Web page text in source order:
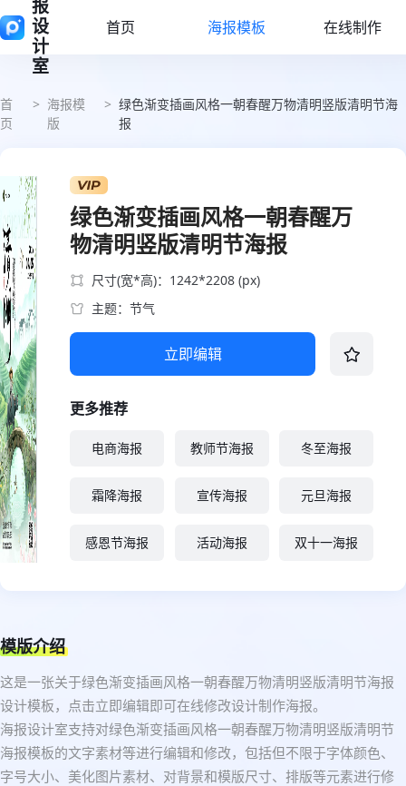
报
设
计
室
首页 海报模板 在线制作
首
页
> 海报模
版
> 绿色渐变插画风格一朝春醒万物清明竖版清明节海
报
绿色渐变插画风格一朝春醒万
物清明竖版清明节海报
尺寸(宽*高)：1242*2208 (px)
主题：节气
立即编辑
更多推荐
电商海报 教师节海报 冬至海报
霜降海报 宣传海报 元旦海报
感恩节海报 活动海报 双十一海报
模版介绍
这是一张关于绿色渐变插画风格一朝春醒万物清明竖版清明节海报
设计模板，点击立即编辑即可在线修改设计制作海报。
海报设计室支持对绿色渐变插画风格一朝春醒万物清明竖版清明节
海报模板的文字素材等进行编辑和修改，包括但不限于字体颜色、
字号大小、美化图片素材、对背景和模版尺寸、排版等元素进行修